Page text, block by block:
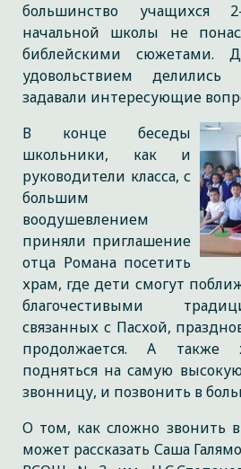
большинство учащихся
начальной школы не
библейскими сюжетами.
удовольствием
задавали интересующие
В конце беседы
школьники, как и
руководители класса, с
большим
воодушевлением
приняли приглашение
отца Романа посетить
храм, где дети смогут
благочестивыми
связанных с Пасхой,
продолжается. А также
подняться на самую
звонницу, и позвонить в
О том, как сложно звонить в
может рассказать Саша